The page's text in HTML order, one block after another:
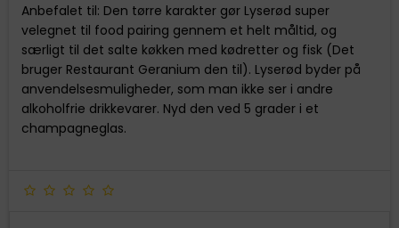
Anbefalet til: Den tørre karakter gør Lyserød super
velegnet til food pairing gennem et helt måltid, og
særligt til det salte køkken med kødretter og fisk (Det
bruger Restaurant Geranium den til). Lyserød byder på
anvendelsesmuligheder, som man ikke ser i andre
alkoholfrie drikkevarer. Nyd den ved 5 grader i et
champagneglas.